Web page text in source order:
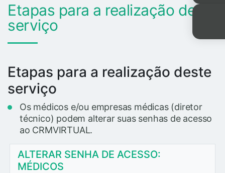
Etapas para a realização deste
serviço
Etapas para a realização deste
serviço
Os médicos e/ou empresas médicas (diretor
técnico) podem alterar suas senhas de acesso
ao CRMVIRTUAL.
ALTERAR SENHA DE ACESSO:
MÉDICOS